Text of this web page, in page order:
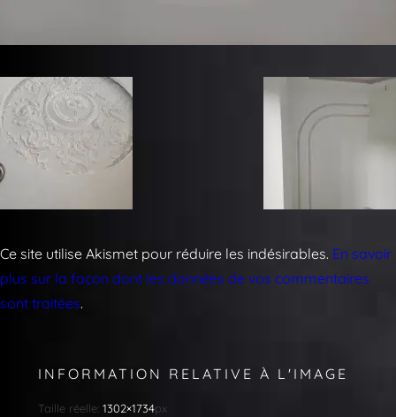
Ce site utilise Akismet pour réduire les indésirables. En savoir
plus sur la façon dont les données de vos commentaires
sont traitées.
INFORMATION RELATIVE À L'IMAGE
Taille réelle: 1302×1734px